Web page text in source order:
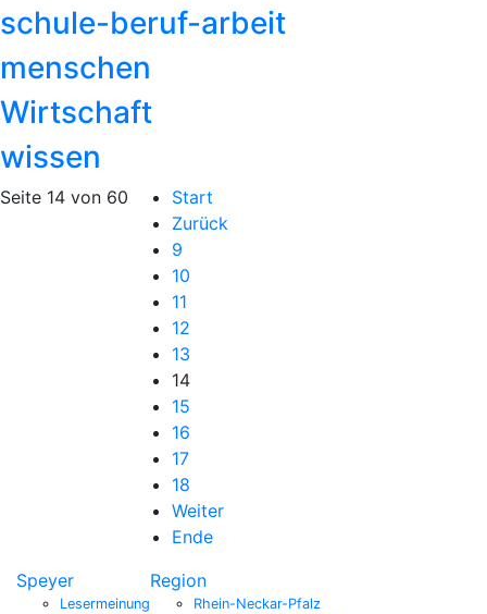
schule-beruf-arbeit
menschen
Wirtschaft
wissen
Seite 14 von 60
Start
Zurück
9
10
11
12
13
14
15
16
17
18
Weiter
Ende
Speyer
Lesermeinung
Region
Rhein-Neckar-Pfalz